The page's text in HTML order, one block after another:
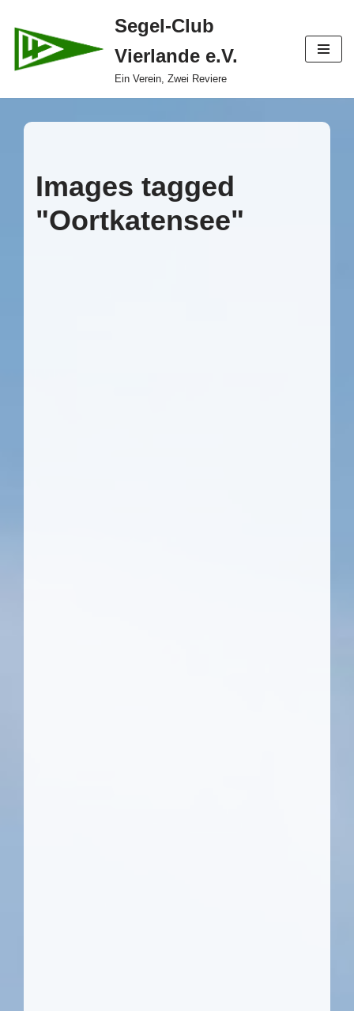
Zum
Inhalt
Segel-Club
Vierlande e.V.
Ein Verein, Zwei Reviere
Images tagged
"Oortkatensee"